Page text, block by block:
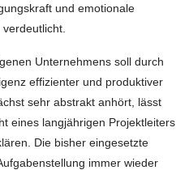
und emotionale
Unternehmens soll durch
effizienter und produktiver
sehr abstrakt anhört, lässt
eines langjährigen Projektleiters
Die bisher eingesetzte
immer wieder